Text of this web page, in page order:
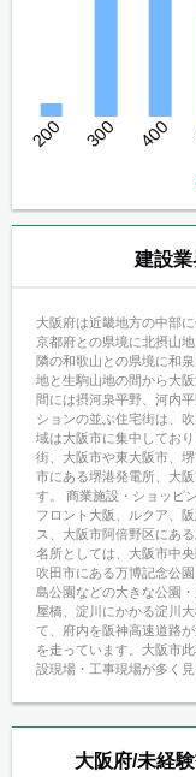
200 300 400
建設
大阪府は近畿地方の中部
京都府との県境に北摂山
隣の和歌山との県境に和
地と生駒山地の間から大
間には摂河泉平野、河内
ションの並ぶ住宅街は、
域は大阪市に集中してお
街、大阪市や東大阪市、
市にある堺港発電所、大
す。 商業施設・ショッピ
フロント大阪、ルクア、
ス、大阪市阿倍野区にあ
名所としては、大阪市中
吹田市にある万博記念公
島公園などの大きな公園
屋橋、淀川にかかる淀川
て、府内を阪神高速道路
を走っています。大阪市
設現場・工事現場が多く見
大阪府/未経